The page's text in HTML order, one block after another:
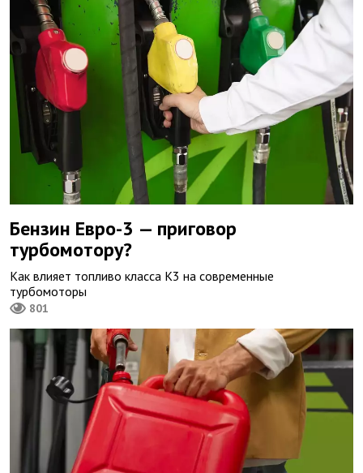
Бензин Евро-3 — приговор
турбомотору?
Как влияет топливо класса К3 на современные
турбомоторы
801